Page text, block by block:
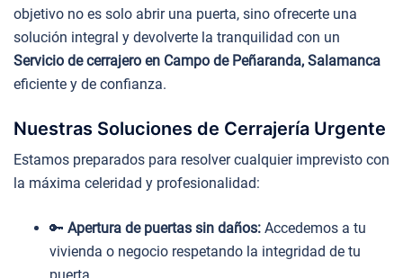
objetivo no es solo abrir una puerta, sino ofrecerte una
solución integral y devolverte la tranquilidad con un
Servicio de cerrajero en Campo de Peñaranda, Salamanca
eficiente y de confianza.
Nuestras Soluciones de Cerrajería Urgente
Estamos preparados para resolver cualquier imprevisto con
la máxima celeridad y profesionalidad:
🔑 Apertura de puertas sin daños: Accedemos a tu
vivienda o negocio respetando la integridad de tu